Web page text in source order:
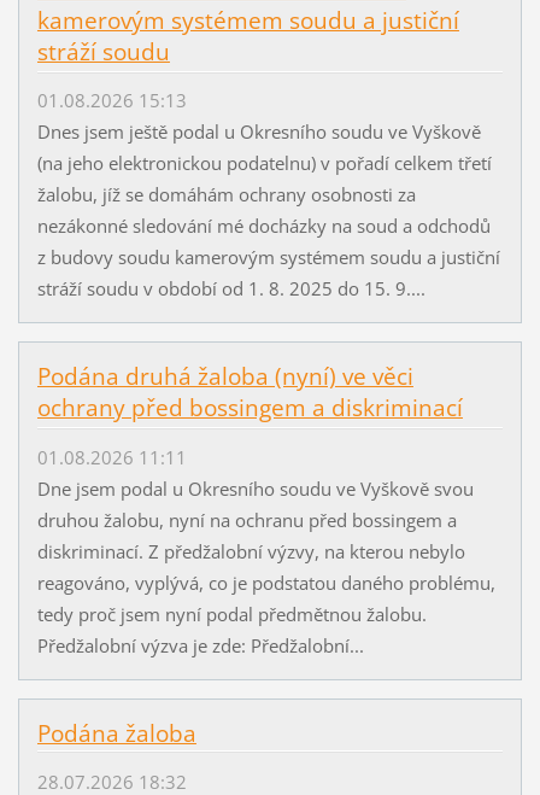
kamerovým systémem soudu a justiční
stráží soudu
01.08.2026 15:13
Dnes jsem ještě podal u Okresního soudu ve Vyškově
(na jeho elektronickou podatelnu) v pořadí celkem třetí
žalobu, jíž se domáhám ochrany osobnosti za
nezákonné sledování mé docházky na soud a odchodů
z budovy soudu kamerovým systémem soudu a justiční
stráží soudu v období od 1. 8. 2025 do 15. 9....
Podána druhá žaloba (nyní) ve věci
ochrany před bossingem a diskriminací
01.08.2026 11:11
Dne jsem podal u Okresního soudu ve Vyškově svou
druhou žalobu, nyní na ochranu před bossingem a
diskriminací. Z předžalobní výzvy, na kterou nebylo
reagováno, vyplývá, co je podstatou daného problému,
tedy proč jsem nyní podal předmětnou žalobu.
Předžalobní výzva je zde: Předžalobní...
Podána žaloba
28.07.2026 18:32